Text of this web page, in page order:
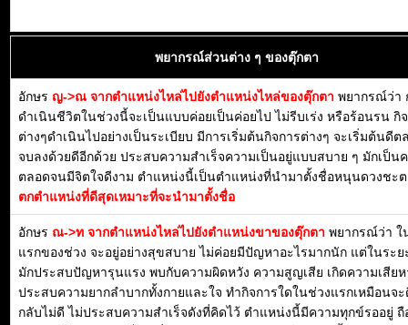
พยากรณ์ส่วนต่าง ๆ ของตุ๊กตา
อักษร ญ->ณ จากตำแหน่งไหล่ไปยังตำแหน่งไหล่ของตุ๊กตา พยากรณ์ว่า
ดำเนินชีวิตในช่วงนี้จะเป็นแบบค่อยเป็นค่อยไป ไม่รีบเร่ง หรือร้อนรน กิ
ต่างๆดำเนินไปอย่างเป็นระเบียบ มีการเริ่มต้นกิจการต่างๆ จะเริ่มต้นดีต
จบลงด้วยดีอีกด้วย ประสบความสำเร็จความเป็นอยู่แบบสบาย ๆ มักเป็น
ตลอดจนมีจิตใจดีงาม ตำแหน่งนี้เป็นตำแหน่งที่นำมาตั้งชื่อหนุนดวงชะ
ตกตำแหน่งที่ดีสุดเหมาะที่จะนำมาตั้งชื่อ
อักษร ณ->ท จากตำแหน่งไหล่ไปยังตำแหน่งขาของตุ๊กตา พยากรณ์ว่า ใ
แรกของช่วง จะอยู่อย่างสุขสบาย ไม่ค่อยมีปัญหาอะไรมากนัก แต่ในระย
มักประสบปัญหารุนแรง พบกับความผิดหวัง ความสูญเสีย เกิดความเสียห
ประสบความยากลำบากทั้งกายและใจ ทำกิจการใดในช่วงแรกเหมือนจ
กลับไม่ดี ไม่ประสบความสำเร็จดังที่คิดไว้ ตำแหน่งนี้มีความทุกข์รออยู่ ถื